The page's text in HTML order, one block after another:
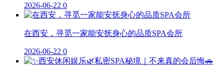
2026-06-22 0
在西安，寻觅一家能安抚身心的品质SPA会所
2026-06-22 0